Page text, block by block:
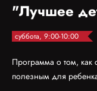
"Лучшее
суббота, 9:00-10:00
Программа о том, как
полезным для